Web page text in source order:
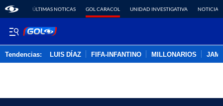
ÚLTIMAS NOTICAS GOL CARACOL UNIDAD INVESTIGATIVA NOTICIAS
Tendencias: LUIS DÍAZ FIFA-INFANTINO MILLONARIOS